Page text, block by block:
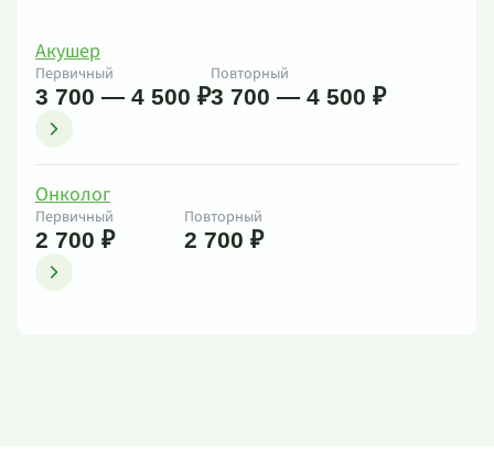
Акушер
Первичный
3 700 — 4 500 ₽
Повторный
3 700 — 4 500 ₽
Онколог
Первичный
2 700 ₽
Повторный
2 700 ₽